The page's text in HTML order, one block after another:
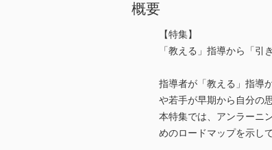
概要
【特集】
「教える」指導から「
指導者が「教える」指導
や若手が早期から自分の
本特集では、アンラーニ
めのロードマップを示し